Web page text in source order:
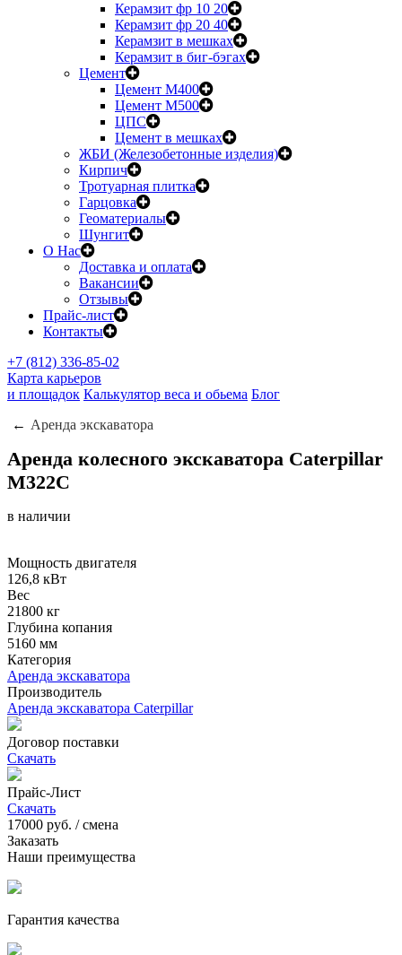
Керамзит фр 10 20
Керамзит фр 20 40
Керамзит в мешках
Керамзит в биг-бэгах
Цемент
Цемент М400
Цемент М500
ЦПС
Цемент в мешках
ЖБИ (Железобетонные изделия)
Кирпич
Тротуарная плитка
Гарцовка
Геоматериалы
Шунгит
О Нас
Доставка и оплата
Вакансии
Отзывы
Прайс-лист
Контакты
+7 (812) 336-85-02
Карта карьеров
и площадок Калькулятор веса и обьема Блог
Аренда экскаватора
Аренда колесного экскаватора Caterpillar
M322C
в наличии
Мощность двигателя
126,8 кВт
Вес
21800 кг
Глубина копания
5160 мм
Категория
Аренда экскаватора
Производитель
Аренда экскаватора Caterpillar
Договор поставки
Скачать
Прайс-Лист
Скачать
17000 руб. / смена
Заказать
Наши преимущества
Гарантия качества